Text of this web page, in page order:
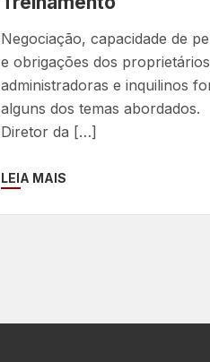
Negociação, capacidade de
e obrigações dos
administradoras e inquilinos
alguns dos temas abordados.
Diretor da […]
LEIA MAIS